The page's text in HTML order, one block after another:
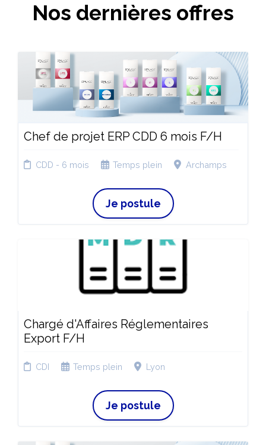
Nos dernières offres
Chef de projet ERP CDD 6 mois F/H
CDD - 6 mois Temps plein Archamps
Je postule
Chargé d'Affaires Réglementaires
Export F/H
CDI Temps plein Lyon
Je postule